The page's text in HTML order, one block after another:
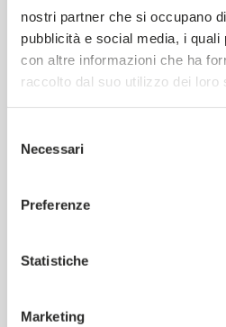
nostri partner che si occupano
pubblicità e social media, i quali
con altre informazioni che ha
raccolto dal suo utilizzo dei loro
delNecessari
Preferenze
Statistiche
Marketing
plus brefs délais. Ensemble,
qui vous convient !
50 ans d'
expérience